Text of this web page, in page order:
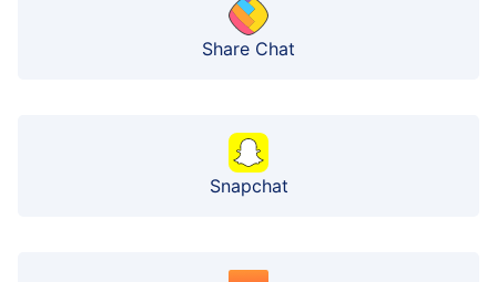
Share Chat
Snapchat